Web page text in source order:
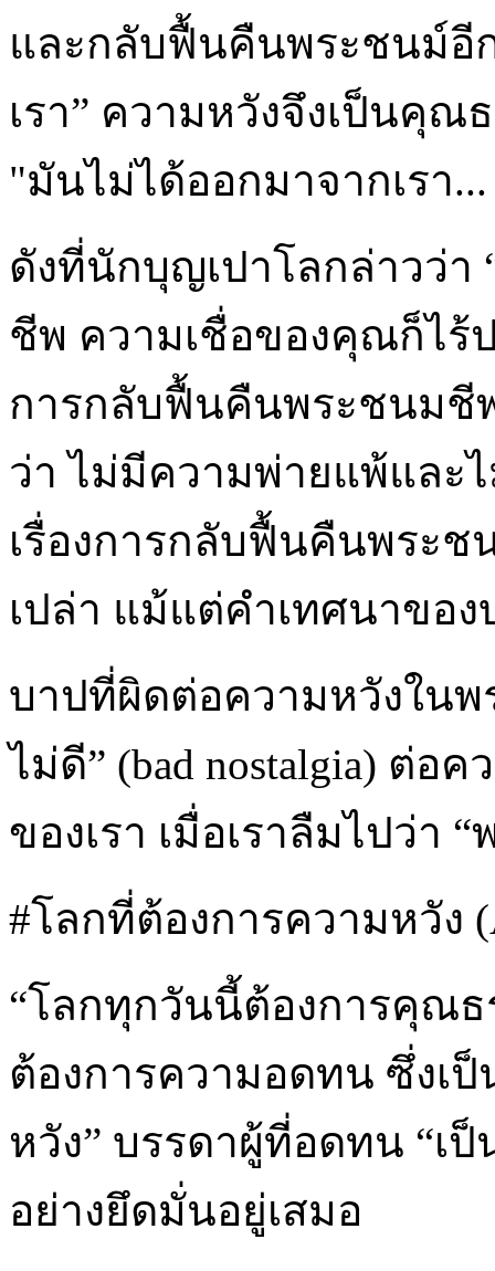
และกลับฟื้นคืนพระชนม์อี
เรา” ความหวังจึงเป็นคุณ
"มันไม่ได้ออกมาจากเรา
ดังที่นักบุญเปาโลกล่าวว่
ชีพ ความเชื่อของคุณก็ไร้
การกลับฟื้นคืนพระชนมชี
ว่า ไม่มีความพ่ายแพ้และ
เรื่องการกลับฟื้นคืนพระช
เปล่า แม้แต่คำเทศนาของ
บาปที่ผิดต่อความหวังในพ
ไม่ดี” (bad nostalgia) ต่
ของเรา เมื่อเราลืมไปว่า
#โลกที่ต้องการความหวัง
“โลกทุกวันนี้ต้องการคุณธ
ต้องการความอดทน ซึ่งเ
หวัง” บรรดาผู้ที่อดทน “เ
อย่างยึดมั่นอยู่เสมอ